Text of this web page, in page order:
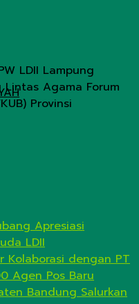
LDII Lampung
Agama Forum
Provinsi
Apresiasi
LDII
Kolaborasi dengan PT
Agen Pos Baru
Bandung Salurkan